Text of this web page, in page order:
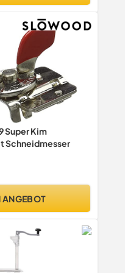
Super Kim
Schneidmesser
ANGEBOT